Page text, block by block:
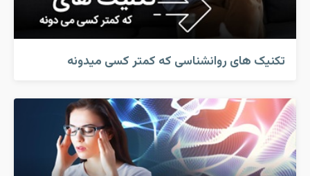
تکنیک های روانشناسی که کمتر کسی میدونه